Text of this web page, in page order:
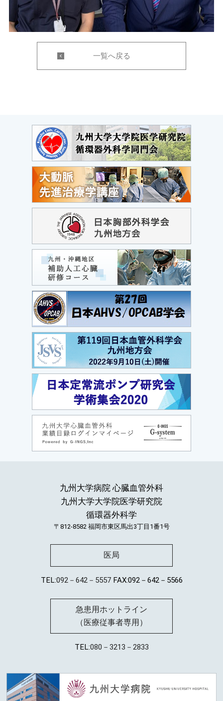
一覧へ戻る
九州大学病院 心臓血管外科
九州大学大学院医学研究院
循環器外科学
〒812-8582 福岡市東区馬出3丁目1番1号
医局
TEL:092－642－5557FAX:092－642－5566
急患用ホットライン
（医療従事者専用）
TEL:080－3213－2833